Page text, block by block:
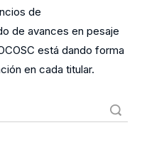
de
de avances en pesaje
está dando forma
en cada titular.